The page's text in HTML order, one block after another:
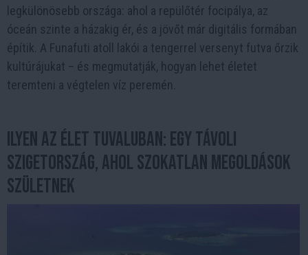
legkülönösebb országa: ahol a repülőtér focipálya, az
óceán szinte a házakig ér, és a jövőt már digitális formában
építik. A Funafuti atoll lakói a tengerrel versenyt futva őrzik
kultúrájukat – és megmutatják, hogyan lehet életet
teremteni a végtelen víz peremén.
Ilyen az élet Tuvaluban: egy távoli
szigetország, ahol szokatlan megoldások
születnek